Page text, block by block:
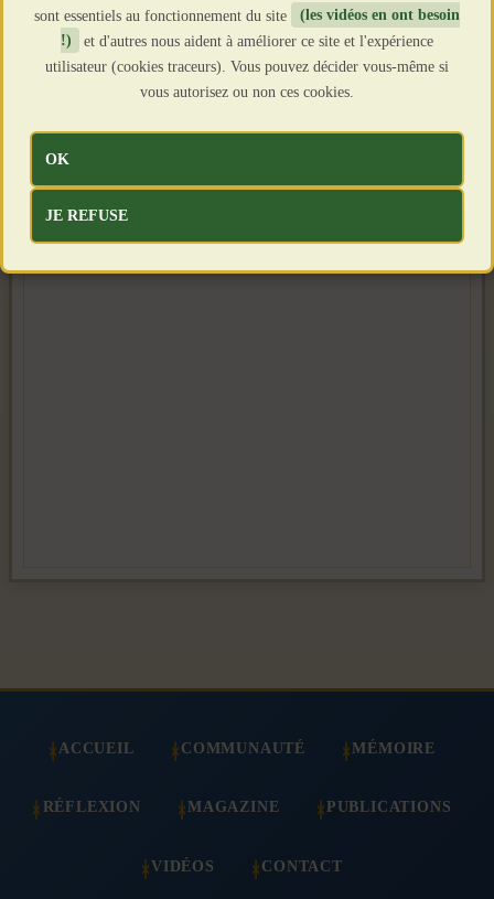
ACCUEIL COMMUNAUTÉ MÉMOIRE
RÉFLEXION MAGAZINE PUBLICATIONS
VIDÉOS CONTACT
sont essentiels au fonctionnement du site
(les vidéos en ont besoin
!)
et d'autres nous aident à améliorer ce site et l'expérience
utilisateur (cookies traceurs). Vous pouvez décider vous-même si
vous autorisez ou non ces cookies.
OK
JE REFUSE